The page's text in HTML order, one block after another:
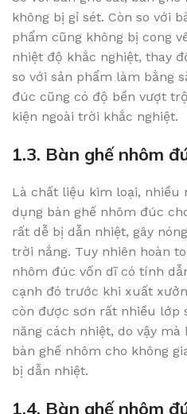
không bị gỉ sét. Còn so với
phẩm cũng không bị cong
nhiệt độ khắc nghiệt, thay
so với sản phẩm làm bằng
đúc cũng có độ bền vượt
kiện ngoài trời khắc nghiệt.
1.3. Bàn ghế nhôm
Là chất liệu kim loại, nhiều
dụng bàn ghế nhôm đúc
rất dễ bị dẫn nhiệt, gây
trời nắng. Tuy nhiên hoàn
nhôm đúc vốn dĩ có tính
cạnh đó trước khi xuất
còn được sơn rất nhiều lớp
năng cách nhiệt, do vậy
bàn ghế nhôm cho không
bị dẫn nhiệt.
1.4. Bàn ghế nhôm